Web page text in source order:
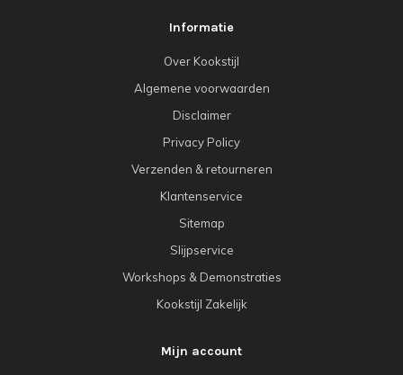
Informatie
Over Kookstijl
Algemene voorwaarden
Disclaimer
Privacy Policy
Verzenden & retourneren
Klantenservice
Sitemap
Slijpservice
Workshops & Demonstraties
Kookstijl Zakelijk
Mijn account